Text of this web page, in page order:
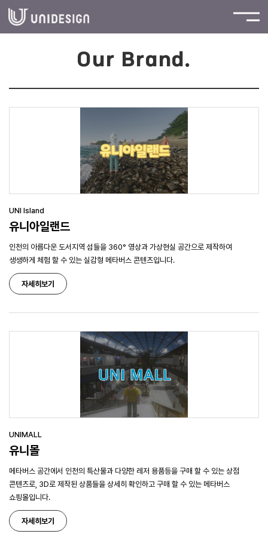
Our Brand.
UNI Island
유니아일랜드
인천의 아름다운 도서지역 섬들을 360° 영상과 가상현실 공간으로 제작하여
생생하게 체험 할 수 있는 실감형 메타버스 콘텐츠입니다.
자세히보기
UNIMALL
유니몰
메타버스 공간에서 인천의 특산물과 다양한 레저 용품등을 구매 할 수 있는 상점
콘텐츠로, 3D로 제작된 상품들을 상세히 확인하고 구매 할 수 있는 메타버스
쇼핑몰입니다.
자세히보기